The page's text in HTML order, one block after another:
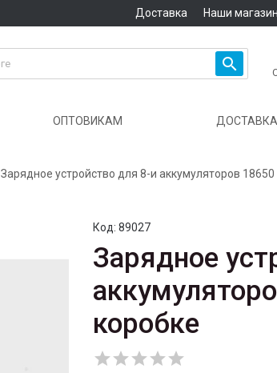
Доставка Наши

ОПТОВИКАМ ДОСТАВКА
Зарядное устройство для 8-и аккумуляторов 18650
Код: 89027
Зарядное
коробке
